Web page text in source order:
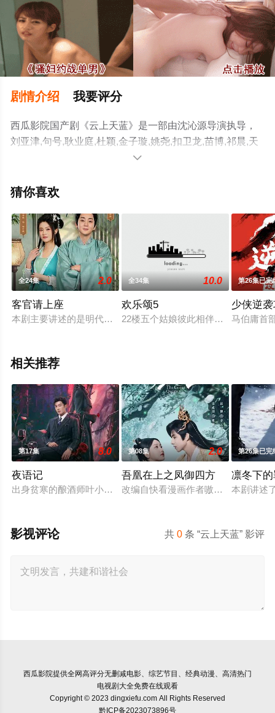
剧情介绍 我要评分
西瓜影院国产剧《云上天蓝》是一部由沈沁源导演执导，
刘亚津,句号,耿业庭,杜颖,金子璇,姚尧,扣卫龙,苗博,祁晨,天
赐,姚懿纯,涵镇等演员精彩演绎的中国大陆电视剧，大结局
版电视剧全集就上西瓜影视，热播电视剧提前免费观看，
台了解。

猜你喜欢
全24集 2.0
客官请上座
本剧主要讲述的是明代绍兴府一家百年老酒馆里的六位伙计在
全34集 10.0
欢乐颂5
22楼五个姑娘彼此相伴的日子还在
第26集已完
少侠逆
马伯庸首
相关推荐
第17集 8.0
夜语记
出身贫寒的酿酒师叶小唯遭遇爱人程桉、恩师林晚媚的双重背
第08集 2.0
吾凰在上之凤御四方
改编自快看漫画作者嗷小泽的独家连
第26集已完
凛冬下
本剧讲述
共0 条 “云上天蓝” 影评
影视评论
西瓜影院提供全网高评分无删减电影、综艺节目、经典动漫、高清热门
电视剧大全免费在线观看
Copyright © 2023 dingxiefu.com All Rights Reserved
黔ICP备2023073896号